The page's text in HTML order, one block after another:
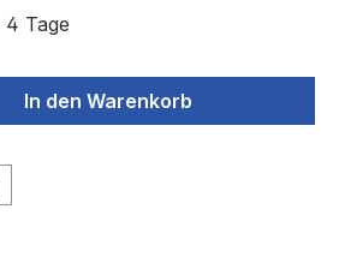
Tage
gewünschten Wert
In den Warenkorb